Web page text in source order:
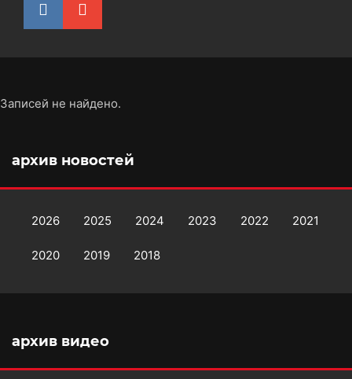
Записей не найдено.
архив новостей
2026 2025 2024 2023 2022 2021
2020 2019 2018
архив видео